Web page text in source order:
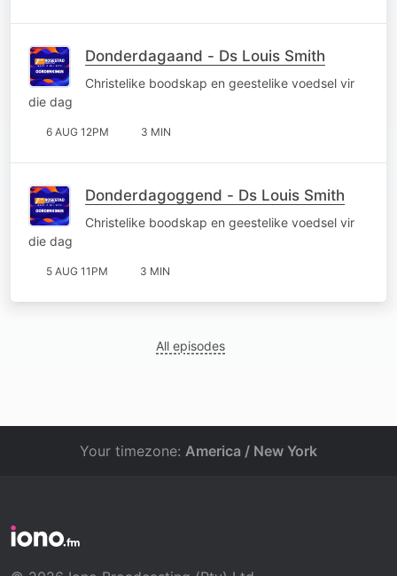
Donderdagaand - Ds Louis Smith
Christelike boodskap en geestelike voedsel vir
die dag
6 AUG 12PM 3 MIN
Donderdagoggend - Ds Louis Smith
Christelike boodskap en geestelike voedsel vir
die dag
5 AUG 11PM 3 MIN
All episodes
Your timezone: America / New York